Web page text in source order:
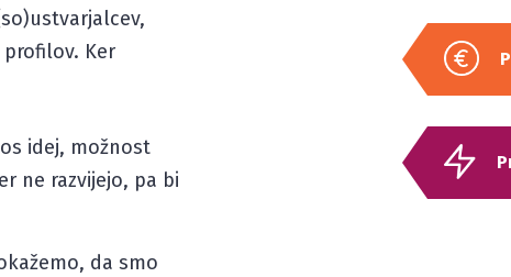
Ker
idej, možnost
ne razvijejo, pa bi
da smo